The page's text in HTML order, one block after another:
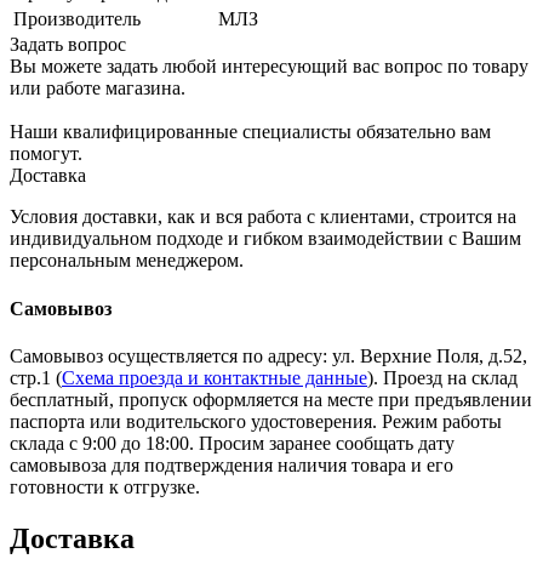
Производитель
МЛЗ
Задать вопрос
Вы можете задать любой интересующий вас вопрос по товару
или работе магазина.
Наши квалифицированные специалисты обязательно вам
помогут.
Доставка
Условия доставки, как и вся работа с клиентами, строится на
индивидуальном подходе и гибком взаимодействии с Вашим
персональным менеджером.
Самовывоз
Самовывоз осуществляется по адресу: ул. Верхние Поля, д.52,
стр.1 (Схема проезда и контактные данные). Проезд на склад
бесплатный, пропуск оформляется на месте при предъявлении
паспорта или водительского удостоверения. Режим работы
склада с 9:00 до 18:00. Просим заранее сообщать дату
самовывоза для подтверждения наличия товара и его
готовности к отгрузке.
Доставка